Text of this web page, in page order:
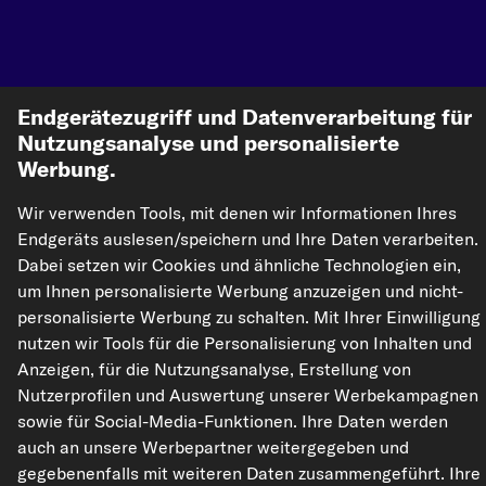
kfzteile24.de carpardoo.nl
carpardoo.fr
carpardoo.dk
Die hier dargestellten Daten, insbesondere die gesamte Datenbank, dürfen
nicht vervielfältigt werden. Die Vervielfältigung und Verbreitung der Daten und
der Datenbank ohne vorherige Einwilligung von TecAlliance und/oder die
Einbeziehung Dritter in solche Aktivitäten ist streng verboten. Jegliche
unautorisierte Nutzung von Inhalten stellt eine Verletzung des Urheberrechts
Vertrag widerrufen
© 2026 kfzteile24 GmbH - Alle Rechte vorbehalten.
Endgerätezugriff und Datenverarbeitung für
Nutzungsanalyse und personalisierte
Werbung.
Wir verwenden Tools, mit denen wir Informationen Ihres
Endgeräts auslesen/speichern und Ihre Daten verarbeiten.
Dabei setzen wir Cookies und ähnliche Technologien ein,
um Ihnen personalisierte Werbung anzuzeigen und nicht-
personalisierte Werbung zu schalten. Mit Ihrer Einwilligung
nutzen wir Tools für die Personalisierung von Inhalten und
Anzeigen, für die Nutzungsanalyse, Erstellung von
Nutzerprofilen und Auswertung unserer Werbekampagnen
sowie für Social-Media-Funktionen. Ihre Daten werden
auch an unsere Werbepartner weitergegeben und
gegebenenfalls mit weiteren Daten zusammengeführt. Ihre